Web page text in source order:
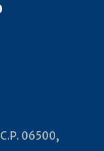
06500,